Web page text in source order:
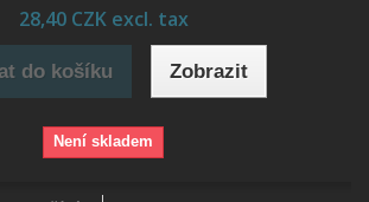
28,40 CZK excl. tax
do košíku Zobrazit
Není skladem